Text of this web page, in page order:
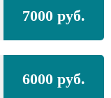
7000 руб.
6000 руб.